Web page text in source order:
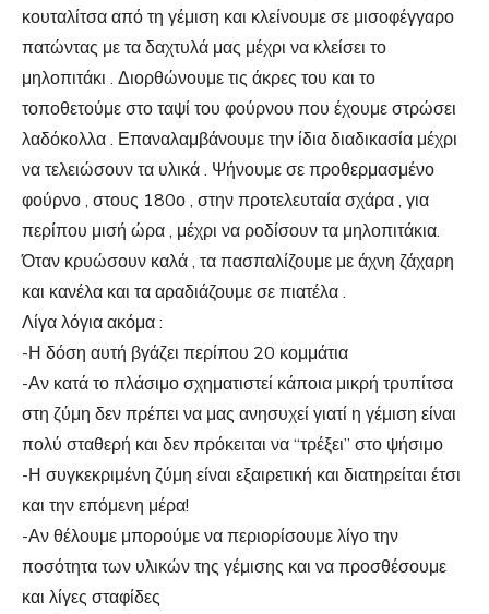
κουταλίτσα από τη γέμιση και κλείνουμε σε μισοφέγγαρο
πατώντας με τα δαχτυλά μας μέχρι να κλείσει το
μηλοπιτάκι . Διορθώνουμε τις άκρες του και το
τοποθετούμε στο ταψί του φούρνου που έχουμε στρώσει
λαδόκολλα . Επαναλαμβάνουμε την ίδια διαδικασία μέχρι
να τελειώσουν τα υλικά . Ψήνουμε σε προθερμασμένο
φούρνο , στους 180ο , στην προτελευταία σχάρα , για
περίπου μισή ώρα , μέχρι να ροδίσουν τα μηλοπιτάκια.
Όταν κρυώσουν καλά , τα πασπαλίζουμε με άχνη ζάχαρη
και κανέλα και τα αραδιάζουμε σε πιατέλα .
Λίγα λόγια ακόμα :
-Η δόση αυτή βγάζει περίπου 20 κομμάτια
-Αν κατά το πλάσιμο σχηματιστεί κάποια μικρή τρυπίτσα
στη ζύμη δεν πρέπει να μας ανησυχεί γιατί η γέμιση είναι
πολύ σταθερή και δεν πρόκειται να “τρέξει” στο ψήσιμο
-Η συγκεκριμένη ζύμη είναι εξαιρετική και διατηρείται έτσι
και την επόμενη μέρα!
-Αν θέλουμε μπορούμε να περιορίσουμε λίγο την
ποσότητα των υλικών της γέμισης και να προσθέσουμε
και λίγες σταφίδες